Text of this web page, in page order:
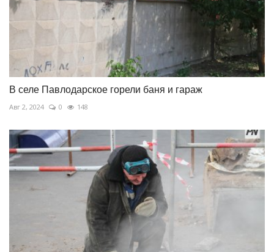
В селе Павлодарское горели баня и гараж
Авг 2, 2024 0 148